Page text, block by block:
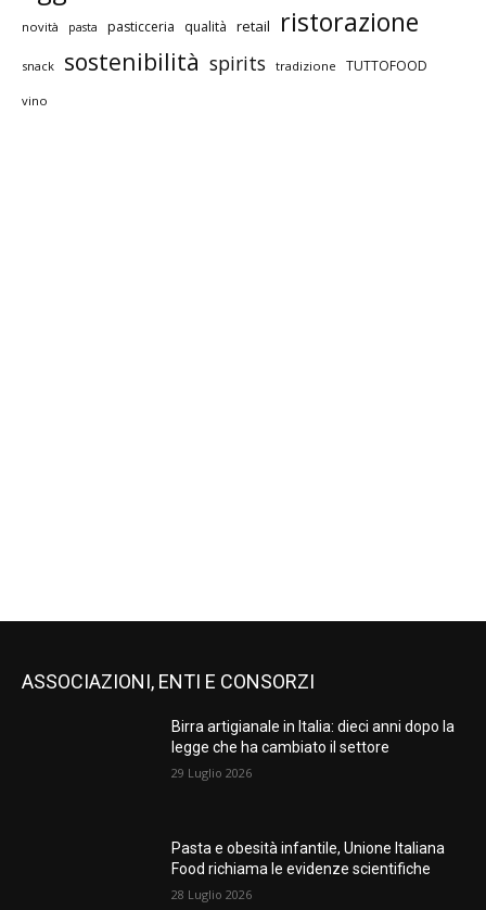
novità pasta pasticceria qualità retail ristorazione
snack sostenibilità spirits tradizione TUTTOFOOD
vino
ASSOCIAZIONI, ENTI E CONSORZI
Birra artigianale in Italia: dieci anni dopo la
legge che ha cambiato il settore
29 Luglio 2026
Pasta e obesità infantile, Unione Italiana
Food richiama le evidenze scientifiche
28 Luglio 2026